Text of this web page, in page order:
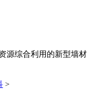
源综合利用的新型墙材
>